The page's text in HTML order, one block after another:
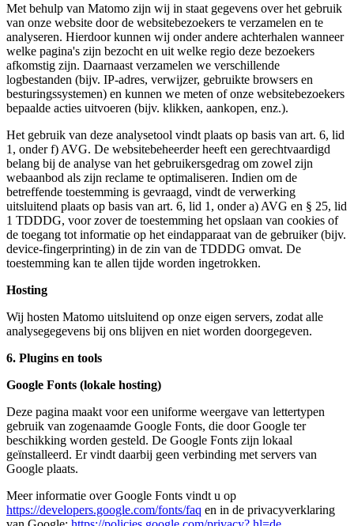
Met behulp van Matomo zijn wij in staat gegevens over het gebruik
van onze website door de websitebezoekers te verzamelen en te
analyseren. Hierdoor kunnen wij onder andere achterhalen wanneer
welke pagina's zijn bezocht en uit welke regio deze bezoekers
afkomstig zijn. Daarnaast verzamelen we verschillende
logbestanden (bijv. IP-adres, verwijzer, gebruikte browsers en
besturingssystemen) en kunnen we meten of onze websitebezoekers
bepaalde acties uitvoeren (bijv. klikken, aankopen, enz.).
Het gebruik van deze analysetool vindt plaats op basis van art. 6, lid
1, onder f) AVG. De websitebeheerder heeft een gerechtvaardigd
belang bij de analyse van het gebruikersgedrag om zowel zijn
webaanbod als zijn reclame te optimaliseren. Indien om de
betreffende toestemming is gevraagd, vindt de verwerking
uitsluitend plaats op basis van art. 6, lid 1, onder a) AVG en § 25, lid
1 TDDDG, voor zover de toestemming het opslaan van cookies of
de toegang tot informatie op het eindapparaat van de gebruiker (bijv.
device-fingerprinting) in de zin van de TDDDG omvat. De
toestemming kan te allen tijde worden ingetrokken.
Hosting
Wij hosten Matomo uitsluitend op onze eigen servers, zodat alle
analysegegevens bij ons blijven en niet worden doorgegeven.
6. Plugins en tools
Google Fonts (lokale hosting)
Deze pagina maakt voor een uniforme weergave van lettertypen
gebruik van zogenaamde Google Fonts, die door Google ter
beschikking worden gesteld. De Google Fonts zijn lokaal
geïnstalleerd. Er vindt daarbij geen verbinding met servers van
Google plaats.
Meer informatie over Google Fonts vindt u op
https://developers.google.com/fonts/faq en in de privacyverklaring